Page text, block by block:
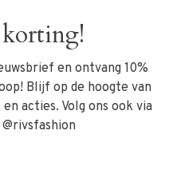
en ontvang 10%
Blijf op de hoogte van
acties. Volg ons ook via